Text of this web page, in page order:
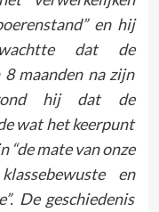
en hij
dat de
maanden na zijn
hij dat de
wat het keerpunt
“de mate van onze
en
De geschiedenis